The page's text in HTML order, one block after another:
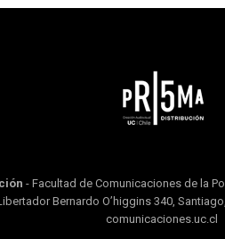
- Facultad de Comunicaciones de la
Bernardo O’higgins 340,
comunicaciones.uc.cl